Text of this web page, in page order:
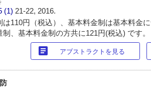
(1) 21-22, 2016.
110円（税込）、基本料金制は基本料金に
、基本料金制の方共に121円(税込) です。
article アブストラクトを見る